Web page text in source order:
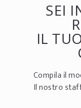
SEI
IL
Compila il
Il nostro